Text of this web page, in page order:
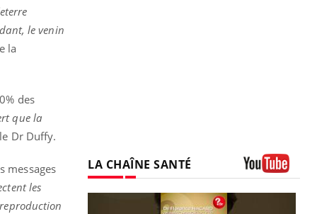
le venin
la
des
que la
Dr Duffy.
messages
les
LA CHAÎNE SANTÉ